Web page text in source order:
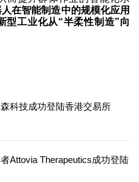
在智能制造中的规模化应用
型工业化从“半柔性制造”向
科技成功登陆香港交易所
Attovia Therapeutics成功登陆